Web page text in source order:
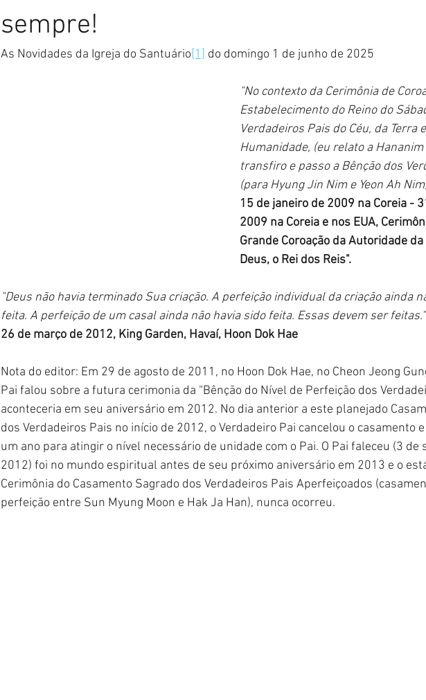
sempre!
As Novidades da Igreja do Santuário[1] do domingo 1 de junho de 2025
"No contexto da Cerimônia de
Estabelecimento do Reino do
Verdadeiros Pais do Céu, da Terra
Humanidade, (eu relato a Hananim
transfiro e passo a Bênção dos
(para Hyung Jin Nim e Yeon Ah
15 de janeiro de 2009 na Coreia -
2009 na Coreia e nos EUA,
Grande Coroação da Autoridade
Deus, o Rei dos Reis".
"Deus não havia terminado Sua criação. A perfeição individual da criação ainda
feita. A perfeição de um casal ainda não havia sido feita. Essas devem ser feitas."
26 de março de 2012, King Garden, Havaí, Hoon Dok Hae
Nota do editor: Em 29 de agosto de 2011, no Hoon Dok Hae, no Cheon Jeong
Pai falou sobre a futura cerimonia da “Bênção do Nível de Perfeição dos
aconteceria em seu aniversário em 2012. No dia anterior a este planejado
dos Verdadeiros Pais no início de 2012, o Verdadeiro Pai cancelou o casamento
um ano para atingir o nível necessário de unidade com o Pai. O Pai faleceu (3 de
2012) foi no mundo espiritual antes de seu próximo aniversário em 2013 e o
Cerimônia do Casamento Sagrado dos Verdadeiros Pais Aperfeiçoados
perfeição entre Sun Myung Moon e Hak Ja Han), nunca ocorreu.